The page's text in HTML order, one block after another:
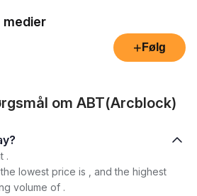
medier
+ Følg
om ABT(Arcblock)
today?
.
lowest price is , and the highest
volume of .